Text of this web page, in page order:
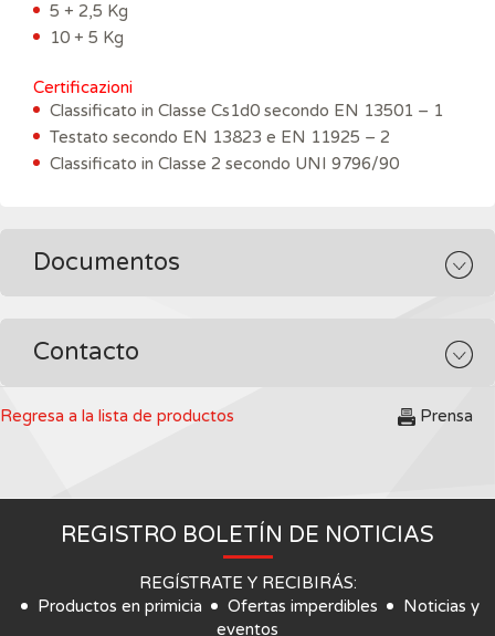
5 + 2,5 Kg
10 + 5 Kg
Certificazioni
Classificato in Classe Cs1d0 secondo EN 13501 – 1
Testato secondo EN 13823 e EN 11925 – 2
Classificato in Classe 2 secondo UNI 9796/90
Documentos
Contacto
Regresa a la lista de productos Prensa
REGISTRO BOLETÍN DE NOTICIAS
REGÍSTRATE Y RECIBIRÁS:
Productos en primicia
Ofertas imperdibles
Noticias y
eventos